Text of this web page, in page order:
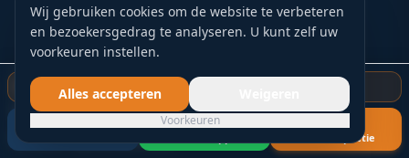
Wanneer dakpannen
vervangen
Levensduur EPDM dak
Dak lekt water
Subsidie dakrenovatie
Verzekering bij dakschade
Blog & advies
Gratis dakinspectie starten
Gratis inspectie
Wij gebruiken cookies om de website te verbeteren
en bezoekersgedrag te analyseren. U kunt zelf uw
voorkeuren instellen.
Alles accepteren
Voorkeuren